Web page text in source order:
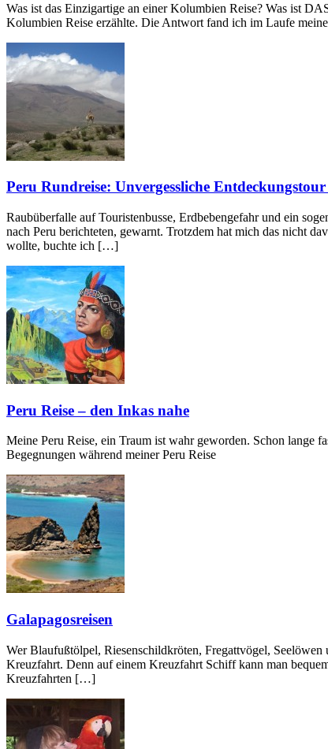
Was ist das Einzigartige an einer Kolumbien Reise? Was ist
Kolumbien Reise erzählte. Die Antwort fand ich im Laufe
Peru Rundreise: Unvergessliche
Raubüberfalle auf Touristenbusse, Erdbebengefahr und ein
nach Peru berichteten, gewarnt. Trotzdem hat mich das nicht
wollte, buchte ich […]
Peru Reise – den Inkas nahe
Meine Peru Reise, ein Traum ist wahr geworden. Schon lange
Begegnungen während meiner Peru Reise
Galapagosreisen
Wer Blaufußtölpel, Riesenschildkröten, Fregattvögel, Seelöwen
Kreuzfahrt. Denn auf einem Kreuzfahrt Schiff kann man
Kreuzfahrten […]